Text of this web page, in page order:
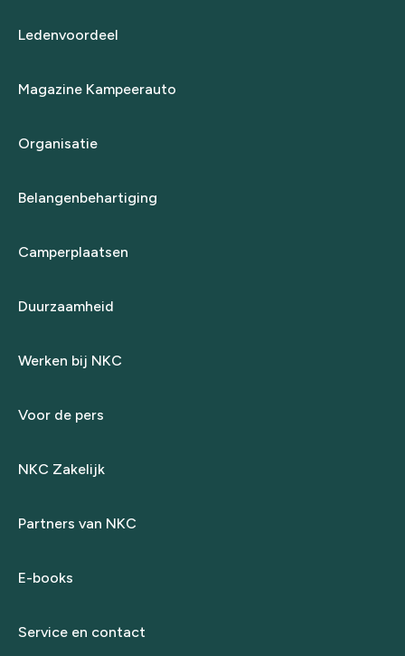
Ledenvoordeel
Magazine Kampeerauto
Organisatie
Belangenbehartiging
Camperplaatsen
Duurzaamheid
Werken bij NKC
Voor de pers
NKC Zakelijk
Partners van NKC
E-books
Service en contact